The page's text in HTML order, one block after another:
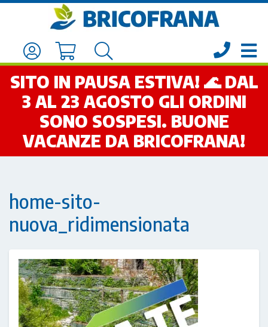
SITO IN PAUSA ESTIVA! 🌊 DAL
3 AL 23 AGOSTO GLI ORDINI
SONO SOSPESI. BUONE
VACANZE DA BRICOFRANA!
home-sito-
nuova_ridimensionata